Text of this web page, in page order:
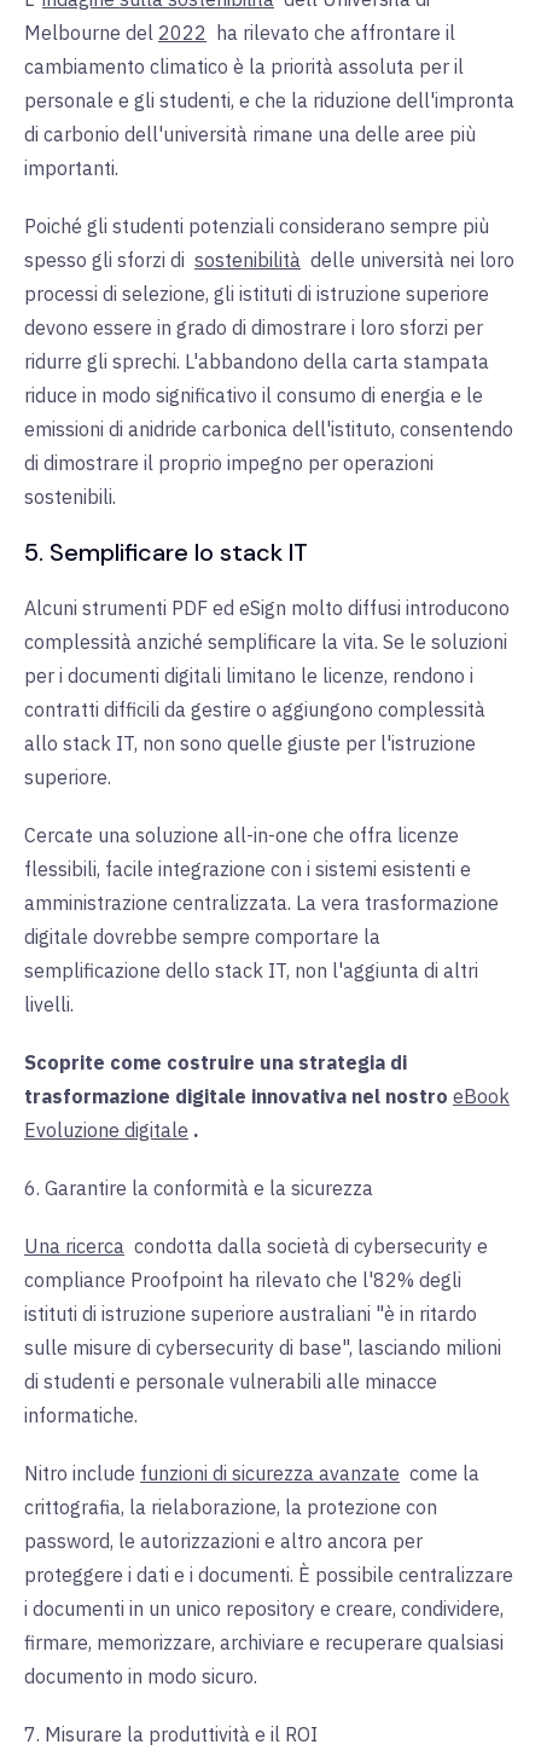
Melbourne del 2022 ha rilevato che affrontare il
cambiamento climatico è la priorità assoluta per il
personale e gli studenti, e che la riduzione dell'impronta
di carbonio dell'università rimane una delle aree più
importanti.
Poiché gli studenti potenziali considerano sempre più
spesso gli sforzi di sostenibilità delle università nei loro
processi di selezione, gli istituti di istruzione superiore
devono essere in grado di dimostrare i loro sforzi per
ridurre gli sprechi. L'abbandono della carta stampata
riduce in modo significativo il consumo di energia e le
emissioni di anidride carbonica dell'istituto, consentendo
di dimostrare il proprio impegno per operazioni
sostenibili.
5. Semplificare lo stack IT
Alcuni strumenti PDF ed eSign molto diffusi introducono
complessità anziché semplificare la vita. Se le soluzioni
per i documenti digitali limitano le licenze, rendono i
contratti difficili da gestire o aggiungono complessità
allo stack IT, non sono quelle giuste per l'istruzione
superiore.
Cercate una soluzione all-in-one che offra licenze
flessibili, facile integrazione con i sistemi esistenti e
amministrazione centralizzata. La vera trasformazione
digitale dovrebbe sempre comportare la
semplificazione dello stack IT, non l'aggiunta di altri
livelli.
Scoprite come costruire una strategia di
trasformazione digitale innovativa nel nostro eBook
Evoluzione digitale .
6. Garantire la conformità e la sicurezza
Una ricerca condotta dalla società di cybersecurity e
compliance Proofpoint ha rilevato che l'82% degli
istituti di istruzione superiore australiani "è in ritardo
sulle misure di cybersecurity di base", lasciando milioni
di studenti e personale vulnerabili alle minacce
informatiche.
Nitro include funzioni di sicurezza avanzate come la
crittografia, la rielaborazione, la protezione con
password, le autorizzazioni e altro ancora per
proteggere i dati e i documenti. È possibile centralizzare
i documenti in un unico repository e creare, condividere,
firmare, memorizzare, archiviare e recuperare qualsiasi
documento in modo sicuro.
7. Misurare la produttività e il ROI